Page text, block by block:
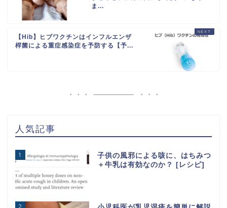
ま...
【Hib】ヒブワクチンはインフルエンザ
桿菌による重症感染症を予防する【予...
人気記事
1
子供の風邪による咳に、はちみつ
＋牛乳は有効なのか？ [レシピ]
2